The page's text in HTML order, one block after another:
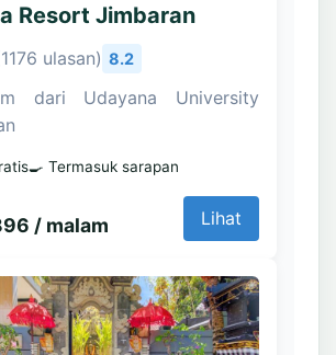
Resort Jimbaran
ulasan) 8.2
dari Udayana University
🍳 Termasuk sarapan
/ malam Lihat